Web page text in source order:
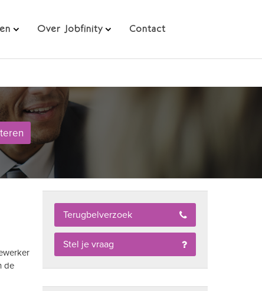
Over Jobfinity Contact
de
Terugbelverzoek
Stel je vraag
Direct solliciteren